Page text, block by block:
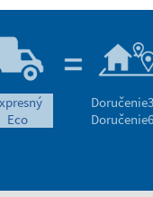
expresný
eco
Doručenie
Doručenie